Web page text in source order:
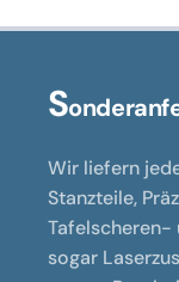
S
Wir liefern
Stanzteile,
Tafelscheren-
sogar